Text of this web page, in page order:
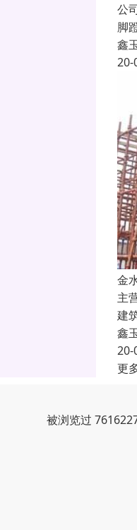
公
脚
鑫
20-
金
主
建
鑫
20-
更
被浏览过